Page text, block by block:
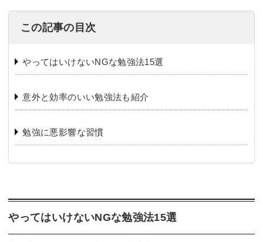
この記事の目次
️やってはいけないNGな勉強法15選
️意外と効率のいい勉強法も紹介
️勉強に悪影響な習慣
️やってはいけないNGな勉強法15選